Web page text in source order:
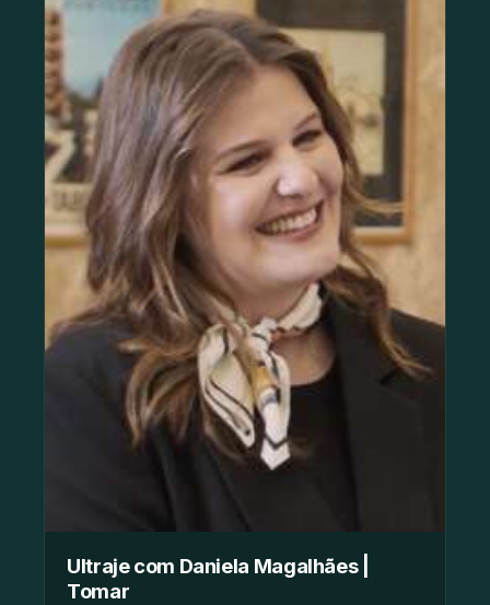
Ultraje com Daniela Magalhães |
Tomar